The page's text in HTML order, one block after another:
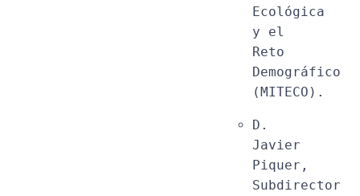
Ecológica
y el
Reto
Demográfico
(MITECO).
D.
Javier
Piquer,
Subdirector